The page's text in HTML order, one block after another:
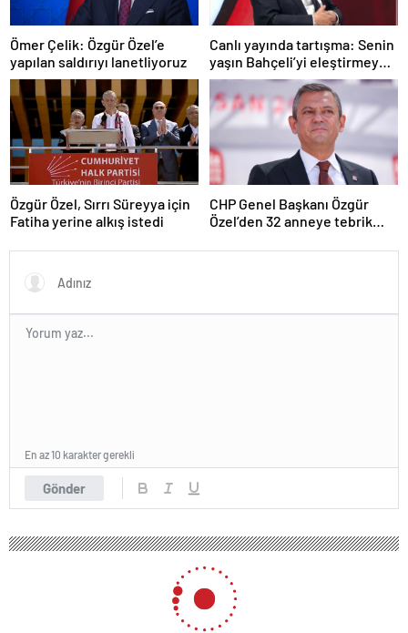
Ömer Çelik: Özgür Özel’e
yapılan saldırıyı lanetliyoruz
Canlı yayında tartışma: Senin
yaşın Bahçeli’yi eleştirmeye
yetmez
Özgür Özel, Sırrı Süreyya için
Fatiha yerine alkış istedi
CHP Genel Başkanı Özgür
Özel’den 32 anneye tebrik
Gönder
En az 10 karakter gerekli